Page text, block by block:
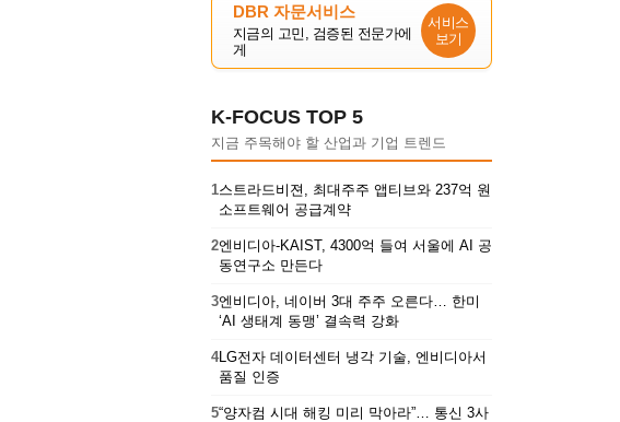
DBR 자문서비스
지금의 고민, 검증된 전문가에
게
서비스
보기
K-FOCUS TOP 5
지금 주목해야 할 산업과 기업 트렌드
1스트라드비젼, 최대주주 앱티브와 237억 원
소프트웨어 공급계약
2엔비디아-KAIST, 4300억 들여 서울에 AI 공
동연구소 만든다
3엔비디아, 네이버 3대 주주 오른다… 한미
‘AI 생태계 동맹’ 결속력 강화
4LG전자 데이터센터 냉각 기술, 엔비디아서
품질 인증
5“양자컴 시대 해킹 미리 막아라”… 통신 3사